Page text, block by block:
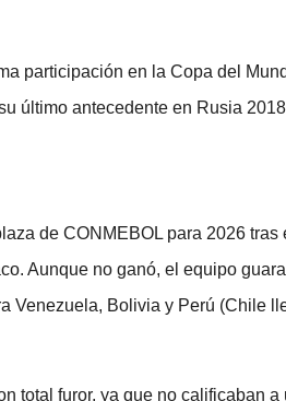
participación en la Copa del
último antecedente en Rusia
de CONMEBOL para 2026 tras
Aunque no ganó, el equipo
Venezuela, Bolivia y Perú (Chile
total furor, ya que no calificaban a